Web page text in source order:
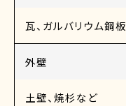
瓦、ガルバリウム鋼板
外壁
土壁、焼杉など